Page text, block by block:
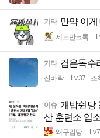
기타 만약 이
제르만크록
기타 검은독수
산바락 Lv.37 조
이슈 개밥쉰당
산 훈련소 입
왜구김당